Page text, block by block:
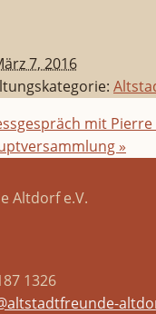
7, 2016
mit Pierre
»
Altdorf e.V.
1326